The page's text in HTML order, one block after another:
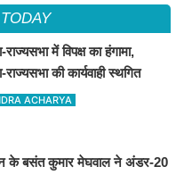
में विपक्ष का हंगामा,
की कार्यवाही स्थगित
ACHARYA
के बसंत कुमार मेघवाल ने अंडर-20